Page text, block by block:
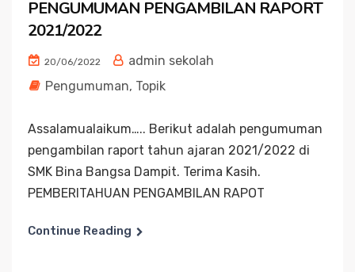
PENGUMUMAN PENGAMBILAN RAPORT
2021/2022
20/06/2022
admin sekolah
Pengumuman, Topik
Assalamualaikum….. Berikut adalah pengumuman
pengambilan raport tahun ajaran 2021/2022 di
SMK Bina Bangsa Dampit. Terima Kasih.
PEMBERITAHUAN PENGAMBILAN RAPOT
Continue Reading